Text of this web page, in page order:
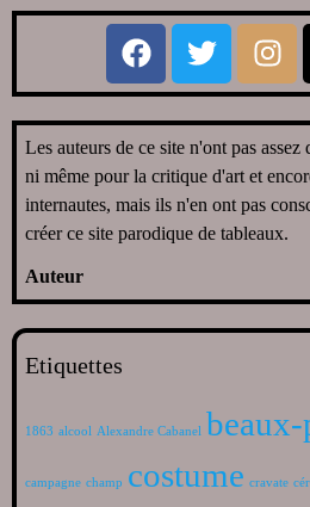
Les auteurs de ce site n'ont pas
ni même pour la critique d'art et
internautes, mais ils n'en ont pas
créer ce site parodique de tableaux.
Auteur
Etiquettes
1863 alcool Alexandre Cabanel beaux-
campagne champ costume cravate